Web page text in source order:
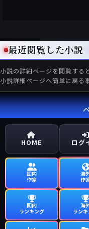
最近閲覧した小説
小説の詳細ページを閲覧する
小説詳細ページへ簡単に戻る
HOME ログ
国内
作家
海
作
国内
ランキング
海
ラン